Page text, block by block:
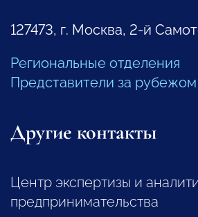
127473, г. Москва, 2-й
Региональные отделения
Представители за рубежом
Другие контакты
Центр экспертизы и
предпринимательства